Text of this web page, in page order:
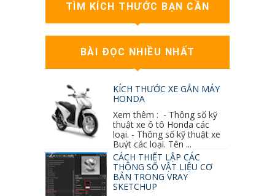
TÌM KÍCH THƯỚC BẠN CẦN
BÀI ĐỌC NHIỀU NHẤT
KÍCH THƯỚC XE GẮN MÁY
HONDA
Xem thêm : - Thông số kỹ
thuật xe ô tô Honda các
loại. - Thông số kỹ thuật xe
Buýt các loại. Tên ...
CÁCH THIẾT LẬP CÁC
THÔNG SỐ VẬT LIỆU CƠ
BẢN TRONG VRAY
SKETCHUP